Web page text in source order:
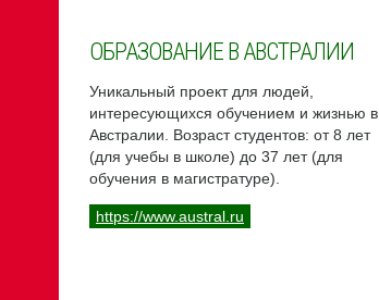
ОБРАЗОВАНИЕ В АВСТРАЛИИ
Уникальный проект для людей,
интересующихся обучением и жизнью в
Австралии. Возраст студентов: от 8 лет
(для учебы в школе) до 37 лет (для
обучения в магистратуре).
https://www.austral.ru